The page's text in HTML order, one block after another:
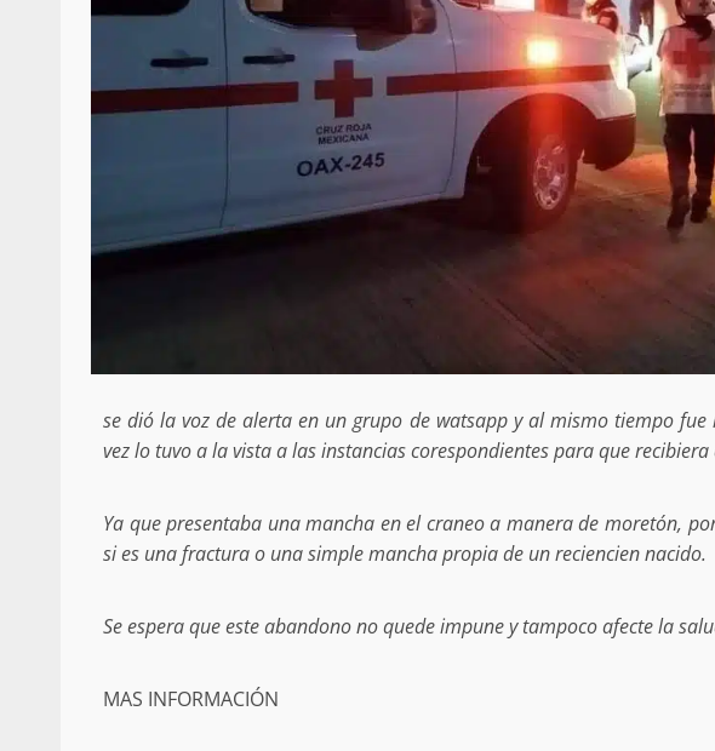
se dió la voz de alerta en un grupo de watsapp y al mismo tiempo
vez lo tuvo a la vista a las instancias corespondientes para que
Ya que presentaba una mancha en el craneo a manera de moretón,
si es una fractura o una simple mancha propia de un reciencien nacido.
Se espera que este abandono no quede impune y tampoco afecte la
MAS INFORMACIÓN
Secretaría de Gobierno refuerza
presencia institucional en San Juan
operativos aéreos en la Sierra Sur
para reforzar la vigilancia y
búsqueda de persona desaparecida